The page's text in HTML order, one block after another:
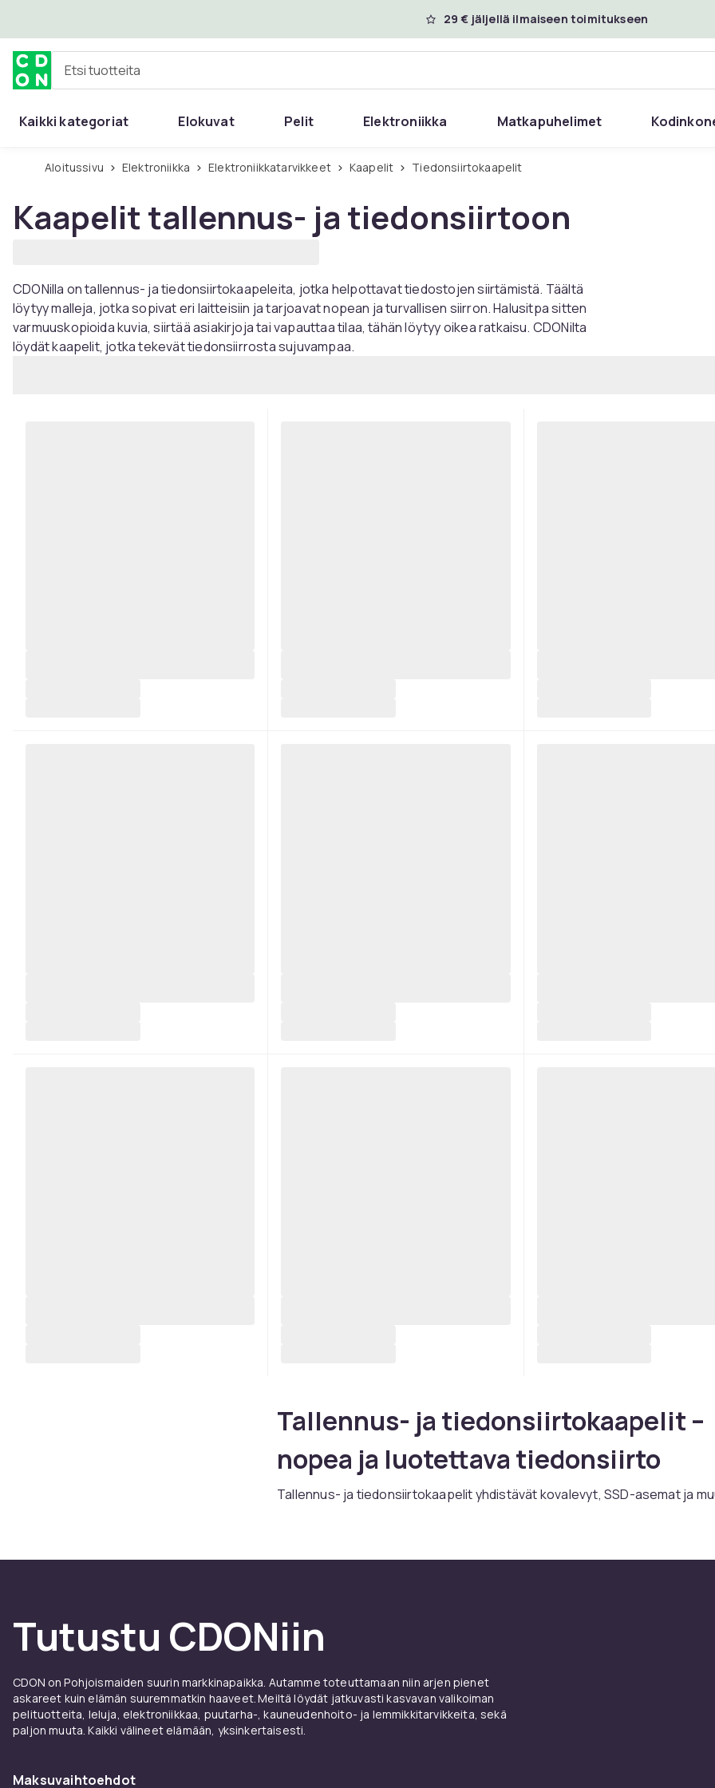
29 € jäljellä ilmaiseen toimitukseen
Etsi tuotteita
Kaikki kategoriat Elokuvat Pelit Elektroniikka Matkapuhelimet
Aloitussivu Elektroniikka Elektroniikkatarvikkeet Kaapelit Tiedonsiirtokaapelit
Kaapelit tallennus- ja tiedonsiirtoon
CDONilla on tallennus- ja tiedonsiirtokaapeleita, jotka helpottavat tiedostojen siirtämistä. Täältä
löytyy malleja, jotka sopivat eri laitteisiin ja tarjoavat nopean ja turvallisen siirron. Halusitpa sitten
varmuuskopioida kuvia, siirtää asiakirjoja tai vapauttaa tilaa, tähän löytyy oikea ratkaisu. CDONilta
löydät kaapelit, jotka tekevät tiedonsiirrosta sujuvampaa.
Tallennus- ja tiedonsiirtokaapelit –
nopea ja luotettava tiedonsiirto
Tallennus- ja tiedonsiirtokaapelit yhdistävät kovalevyt, SSD-asemat ja
Osta tallennus- ja tiedonsiirtokaapelit verkosta CDONilta.
Tiedonsiirtokaapelit:lle
hintaan. Laaja valikoimamme kattaa kaikki hintaluokat perustason malleista
edistyneisiin ammatillisiin ratkaisuihin. Kaikki tuotteet on sertifioitu ja
eurooppalaiset laatu- ja turvallisuusstandardit.
Tutustu CDONiin
CDON on Pohjoismaiden suurin markkinapaikka. Autamme toteuttamaan niin arjen pienet
askareet kuin elämän suuremmatkin haaveet. Meiltä löydät jatkuvasti kasvavan valikoiman
pelituotteita, leluja, elektroniikkaa, puutarha-, kauneudenhoito- ja lemmikkitarvikkeita, sekä
paljon muuta. Kaikki välineet elämään, yksinkertaisesti.
Maksuvaihtoehdot